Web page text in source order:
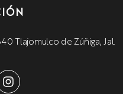
Tlajomulco de Zúñiga, Jal.